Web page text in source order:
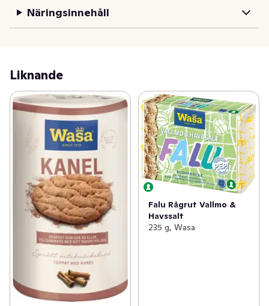
Näringsinnehåll
Liknande
Falu Rågrut Vallmo &
Havssalt
235 g, Wasa